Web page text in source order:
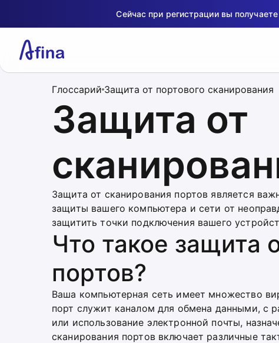
Сейчас при регистрации вы
Глоссарий Защита от портового сканирования
Защита от
Защита от сканирования портов является
защиты вашего компьютера и сети от
защитить точки подключения вашего
Что такое защита
портов?
Ваша компьютерная сеть имеет множество
порт служит каналом для обмена данными, с
или использование электронной почты,
сканирования портов включает различные